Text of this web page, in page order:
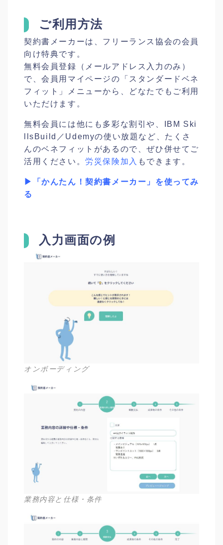
ご利用方法
契約書メーカーは、フリーランス協会の会員
向け特典です。
無料会員登録（メールアドレス入力のみ）
で、会員用マイページの「スタンダードベネ
フィット」メニューから、どなたでもご利用
いただけます。
無料会員には他にも多彩な割引や、IBM Ski
llsBuild／Udemyの使い放題など、たくさ
んのベネフィットがあるので、ぜひ併せてご
活用ください。労災保険加入 もできます。
▶「かんたん！契約書メーカー」を使ってみ
る
入力画面の例
オンボーディング
業務内容と仕様・条件